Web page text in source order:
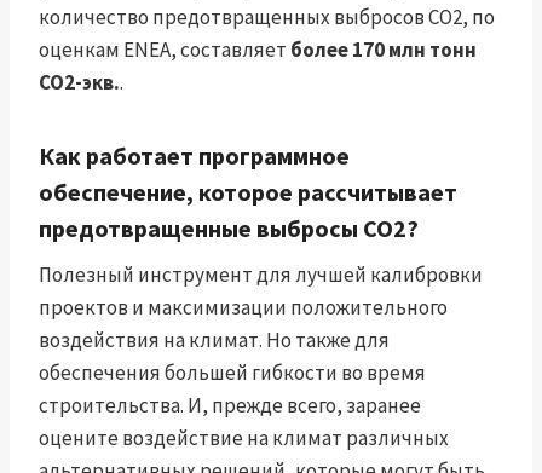
количество предотвращенных выбросов CO2, по
оценкам ENEA, составляет более 170 млн тонн
CO2-экв..
Как работает программное
обеспечение, которое рассчитывает
предотвращенные выбросы CO2?
Полезный инструмент для лучшей калибровки
проектов и максимизации положительного
воздействия на климат. Но также для
обеспечения большей гибкости во время
строительства. И, прежде всего, заранее
оцените воздействие на климат различных